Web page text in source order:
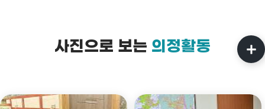
사진으로 보는 의정활동